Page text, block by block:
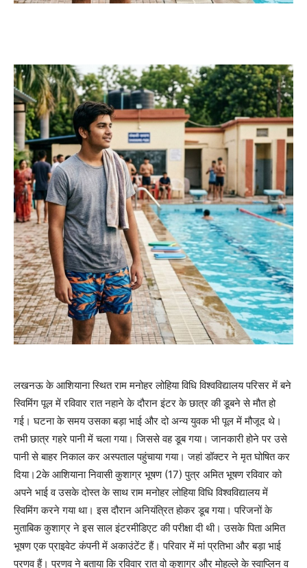
लखनऊ के आशियाना स्थित राम मनोहर लोहिया विधि विश्वविद्यालय परिसर में बने
स्विमिंग पूल में रविवार रात नहाने के दौरान इंटर के छात्र की डूबने से मौत हो
गई। घटना के समय उसका बड़ा भाई और दो अन्य युवक भी पूल में मौजूद थे।
तभी छात्र गहरे पानी में चला गया। जिससे वह डूब गया। जानकारी होने पर उसे
पानी से बाहर निकाल कर अस्पताल पहुंचाया गया। जहां डॉक्टर ने मृत घोषित कर
दिया।2के आशियाना निवासी कुशाग्र भूषण (17) पुत्र अमित भूषण रविवार को
अपने भाई व उसके दोस्त के साथ राम मनोहर लोहिया विधि विश्वविद्यालय में
स्विमिंग करने गया था। इस दौरान अनियंत्रित होकर डूब गया। परिजनों के
मुताबिक कुशाग्र ने इस साल इंटरमीडिएट की परीक्षा दी थी। उसके पिता अमित
भूषण एक प्राइवेट कंपनी में अकाउंटेंट हैं। परिवार में मां प्रतिभा और बड़ा भाई
प्रणव हैं। प्रणव ने बताया कि रविवार रात वो कुशाग्र और मोहल्ले के स्वाप्लिन व